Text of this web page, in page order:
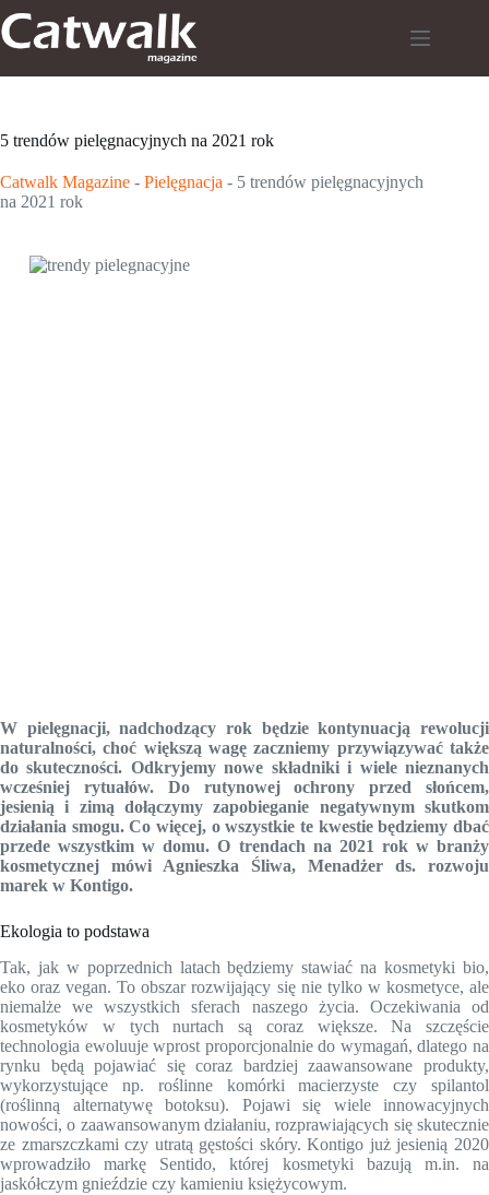
do
treści
5 trendów pielęgnacyjnych na 2021 rok
Catwalk Magazine - Pielęgnacja - 5 trendów pielęgnacyjnych
na 2021 rok
W pielęgnacji, nadchodzący rok będzie kontynuacją rewolucji
naturalności, choć większą wagę zaczniemy przywiązywać także
do skuteczności. Odkryjemy nowe składniki i wiele nieznanych
wcześniej rytuałów. Do rutynowej ochrony przed słońcem,
jesienią i zimą dołączymy zapobieganie negatywnym skutkom
działania smogu. Co więcej, o wszystkie te kwestie będziemy dbać
przede wszystkim w domu. O trendach na 2021 rok w branży
kosmetycznej mówi Agnieszka Śliwa, Menadżer ds. rozwoju
marek w Kontigo.
Ekologia to podstawa
Tak, jak w poprzednich latach będziemy stawiać na kosmetyki bio,
eko oraz vegan. To obszar rozwijający się nie tylko w kosmetyce, ale
niemalże we wszystkich sferach naszego życia. Oczekiwania od
kosmetyków w tych nurtach są coraz większe. Na szczęście
technologia ewoluuje wprost proporcjonalnie do wymagań, dlatego na
rynku będą pojawiać się coraz bardziej zaawansowane produkty,
wykorzystujące np. roślinne komórki macierzyste czy spilantol
(roślinną alternatywę botoksu). Pojawi się wiele innowacyjnych
nowości, o zaawansowanym działaniu, rozprawiających się skutecznie
ze zmarszczkami czy utratą gęstości skóry. Kontigo już jesienią 2020
wprowadziło markę Sentido, której kosmetyki bazują m.in. na
jaskółczym gnieździe czy kamieniu księżycowym.